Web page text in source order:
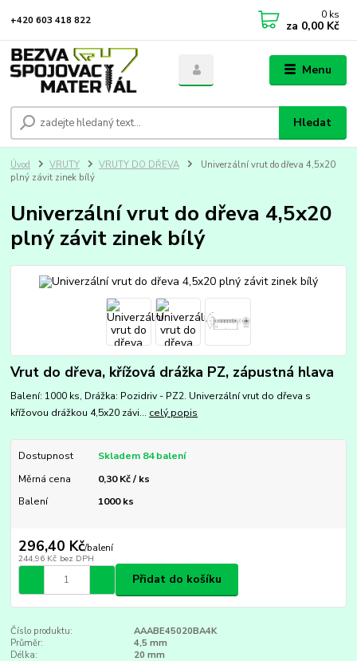
Menu
Hledat
+420 603 418 822 0 ks
za 0,00 Kč
Úvod VRUTY VRUTY DO DŘEVA
Univerzální vrut do dřeva 4,5x20
plný závit zinek bílý
Univerzální vrut do dřeva 4,5x20
plný závit zinek bílý
Vrut do dřeva, křížová drážka PZ, zápustná hlava
Balení: 1000 ks, Drážka: Pozidriv - PZ2. Univerzální vrut do dřeva s
křížovou drážkou 4,5x20 závi... celý popis
Dostupnost
Skladem 84 balení
Měrná cena
0,30 Kč / ks
Balení
1000 ks
296,40 Kč/balení
244,96 Kč bez DPH
Přidat do košíku
Číslo produktu:
AAABE45020BA4K
Průměr:
4,5 mm
Délka:
20 mm